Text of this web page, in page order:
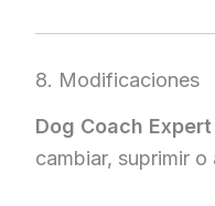
8. Modificaciones
Dog Coach
cambiar, suprimir